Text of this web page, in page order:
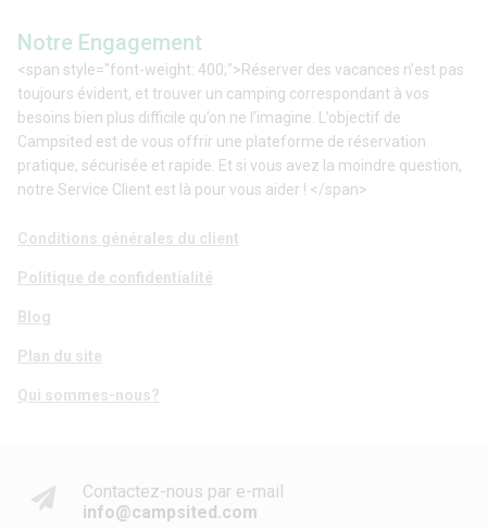
Notre Engagement
<span style="font-weight: 400;">Réserver des vacances n’est pas
toujours évident, et trouver un camping correspondant à vos
besoins bien plus difficile qu’on ne l’imagine. L’objectif de
Campsited est de vous offrir une plateforme de réservation
pratique, sécurisée et rapide. Et si vous avez la moindre question,
notre Service Client est là pour vous aider ! </span>
Conditions générales du client
Politique de confidentialité
Blog
Plan du site
Qui sommes-nous?
Contactez-nous par e-mail
info@campsited.com